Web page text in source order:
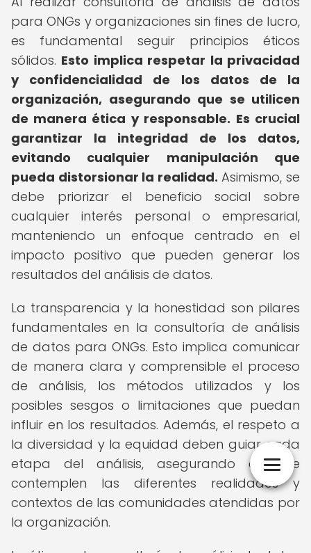
para ONGs y organizaciones sin fines de lucro,
es fundamental seguir principios éticos
sólidos. Esto implica respetar la privacidad
y confidencialidad de los datos de la
organización, asegurando que se utilicen
de manera ética y responsable. Es crucial
garantizar la integridad de los datos,
evitando cualquier manipulación que
pueda distorsionar la realidad. Asimismo, se
debe priorizar el beneficio social sobre
cualquier interés personal o empresarial,
manteniendo un enfoque centrado en el
impacto positivo que pueden generar los
resultados del análisis de datos.
La transparencia y la honestidad son pilares
fundamentales en la consultoría de análisis
de datos para ONGs. Esto implica comunicar
de manera clara y comprensible el proceso
de análisis, los métodos utilizados y los
posibles sesgos o limitaciones que puedan
influir en los resultados. Además, el respeto a
la diversidad y la equidad deben guiar cada
etapa del análisis, asegurando que se
contemplen las diferentes realidades y
contextos de las comunidades atendidas por
la organización.